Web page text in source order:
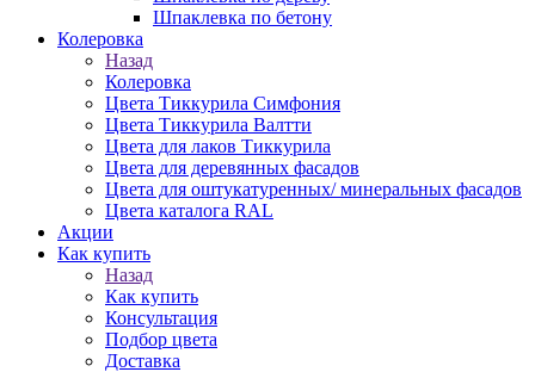
Шпаклевка по бетону
Колеровка
Назад
Колеровка
Цвета Тиккурила Симфония
Цвета Тиккурила Валтти
Цвета для лаков Тиккурила
Цвета для деревянных фасадов
Цвета для оштукатуренных/ минеральных фасадов
Цвета каталога RAL
Акции
Как купить
Назад
Как купить
Консультация
Подбор цвета
Доставка